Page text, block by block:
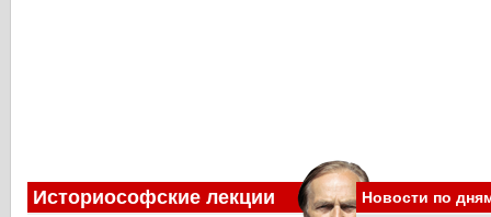
Историософские лекции
Новости по